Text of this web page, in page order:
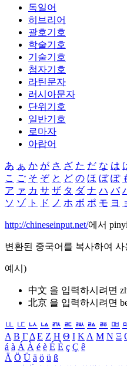
독일어
히브리어
괄호기호
학술기호
기술기호
첨자기호
라틴문자
러시아문자
단위기호
일반기호
로마자
아랍어
あ ぁ か が さ ざ た だ な は
こ ご そ ぞ と ど の ほ ぼ ぽ
ア ァ カ サ ザ タ ダ ナ ハ バ
ソ ゾ ト ド ノ ホ ボ ポ モ ヨ
http://chineseinput.net/에서
변환된 중국어를 복사하여
예시)
中文 을 입력하시려면
北京 을 입력하시려면
ㅥ ㅦ ㅧ ㅨ ㅩ ㅪ ㅫ ㅬ ㅭ ㅮ
Α Β ΓΔ Ε Ζ Η Θ Ι ΚΛ Μ Ν Ξ
á à Á À é è É È ç Ç ê
Ä Ö Ü ä ö ü ß